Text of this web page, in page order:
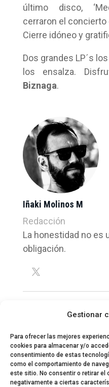
Gestionar
Para ofrecer las mejores
cookies para almacenar y/o
consentimiento de estas
como el comportamiento de
este sitio. No consentir o retirar
negativamente a ciertas
último disco,
cerraron el
Cierre idóneo y
Dos grandes LP´s
los ensalza.
Biznaga.
Iñaki Molinos M
Redacción
La honestidad no es
obligación.